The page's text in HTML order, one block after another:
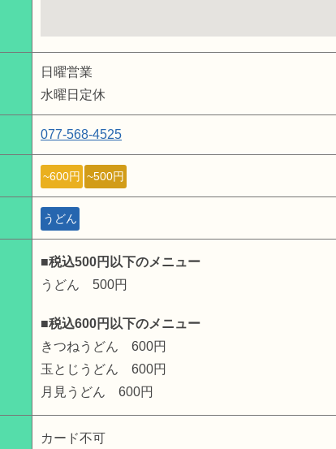
日曜営業
水曜日定休
077-568-4525
~600円 ~500円
うどん
■税込500円以下のメニュー
うどん 500円
■税込600円以下のメニュー
きつねうどん 600円
玉とじうどん 600円
月見うどん 600円
カード不可